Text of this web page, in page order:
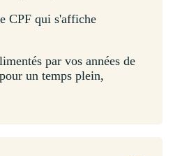
CPF qui s'affiche
par vos années de
un temps plein,